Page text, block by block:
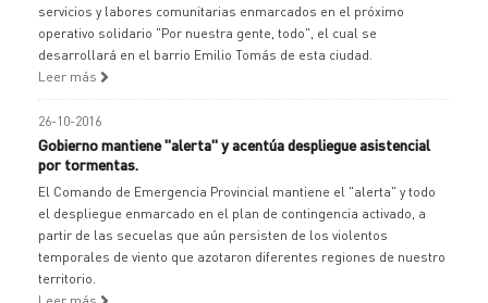
servicios y labores comunitarias enmarcados en el próximo
operativo solidario "Por nuestra gente, todo", el cual se
desarrollará en el barrio Emilio Tomás de esta ciudad.
Leer más
26-10-2016
Gobierno mantiene "alerta" y acentúa despliegue asistencial
por tormentas.
El Comando de Emergencia Provincial mantiene el "alerta" y todo
el despliegue enmarcado en el plan de contingencia activado, a
partir de las secuelas que aún persisten de los violentos
temporales de viento que azotaron diferentes regiones de nuestro
territorio.